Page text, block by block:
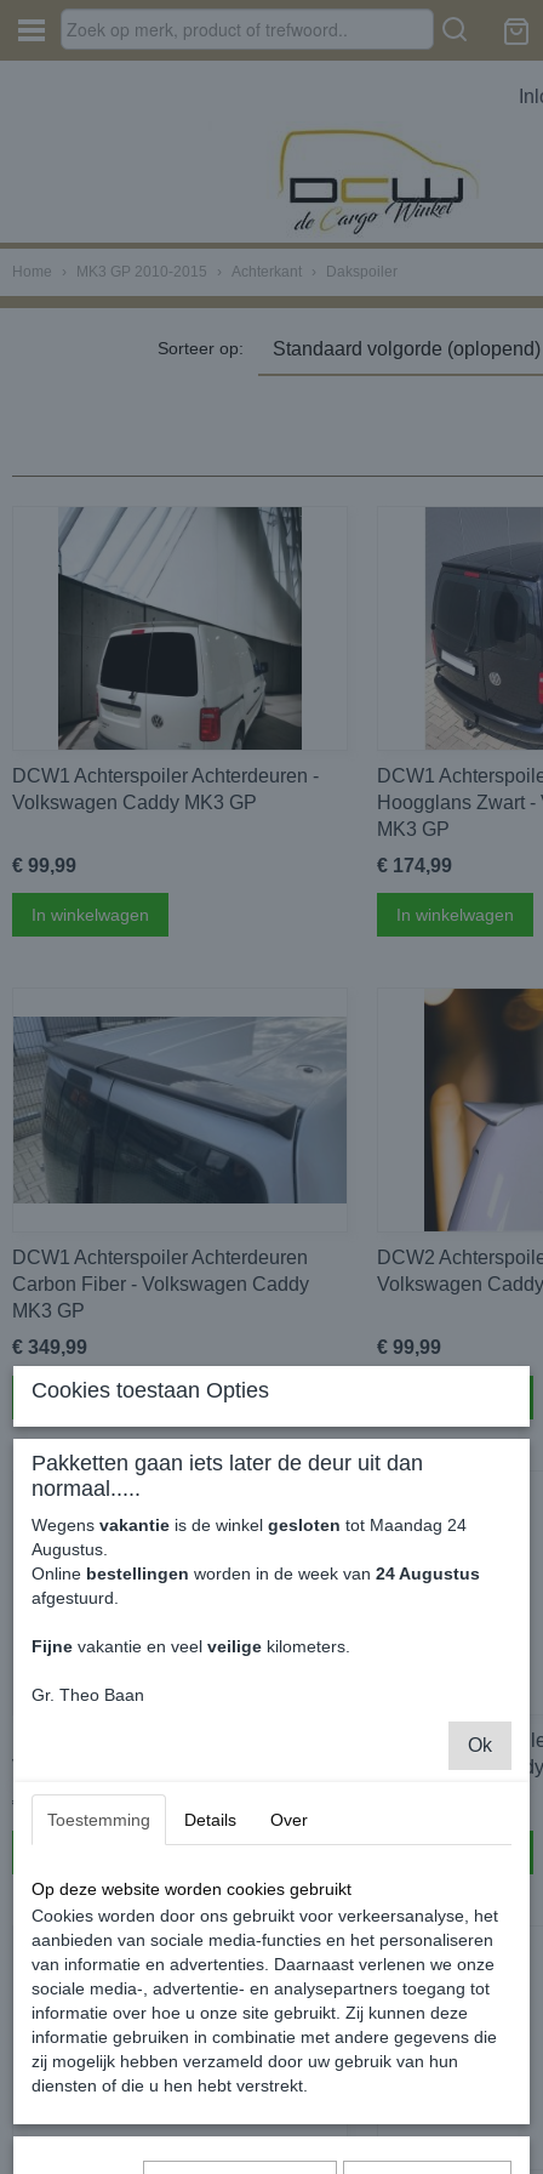
Home › MK3 GP 2010-2015 › Achterkant › Dakspoiler
Sorteer op:
DCW1 Achterspoiler Achterdeuren -
Volkswagen Caddy MK3 GP
€ 99,99
In winkelwagen
DCW1
Hoogglans Zwart
MK3 GP
€ 174,99
In winkelwagen
DCW1 Achterspoiler Achterdeuren
Carbon Fiber - Volkswagen Caddy
MK3 GP
€ 349,99
In winkelwagen
DCW2
Volkswagen
€ 99,99
Volkswagen Caddy MK3 GP
€ 184,99
DCW3
Volkswagen
Cookies toestaan Opties
Pakketten gaan iets later de deur uit dan
normaal.....
Wegens vakantie is de winkel gesloten tot Maandag 24
Augustus.
Online bestellingen worden in de week van 24 Augustus
afgestuurd.
Fijne vakantie en veel veilige kilometers.
Gr. Theo Baan
Ok
Toestemming Details Over
Op deze website worden cookies gebruikt
Cookies worden door ons gebruikt voor verkeersanalyse, het
aanbieden van sociale media-functies en het personaliseren
van informatie en advertenties. Daarnaast verlenen we onze
sociale media-, advertentie- en analysepartners toegang tot
informatie over hoe u onze site gebruikt. Zij kunnen deze
informatie gebruiken in combinatie met andere gegevens die
zij mogelijk hebben verzameld door uw gebruik van hun
diensten of die u hen hebt verstrekt.